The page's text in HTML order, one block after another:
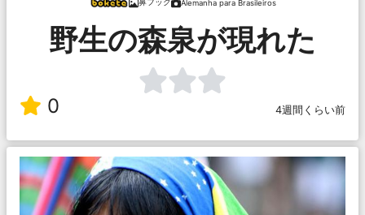
鼻フック Alemanha para Brasileiros
野生の森泉が現れた
0 4週間くらい前